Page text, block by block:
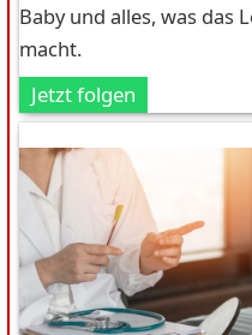
Baby und alles, was das
macht.
Jetzt folgen